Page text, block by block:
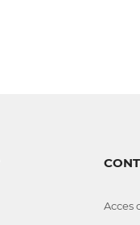
Acces